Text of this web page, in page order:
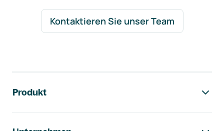
Kontaktieren Sie unser Team
Produkt